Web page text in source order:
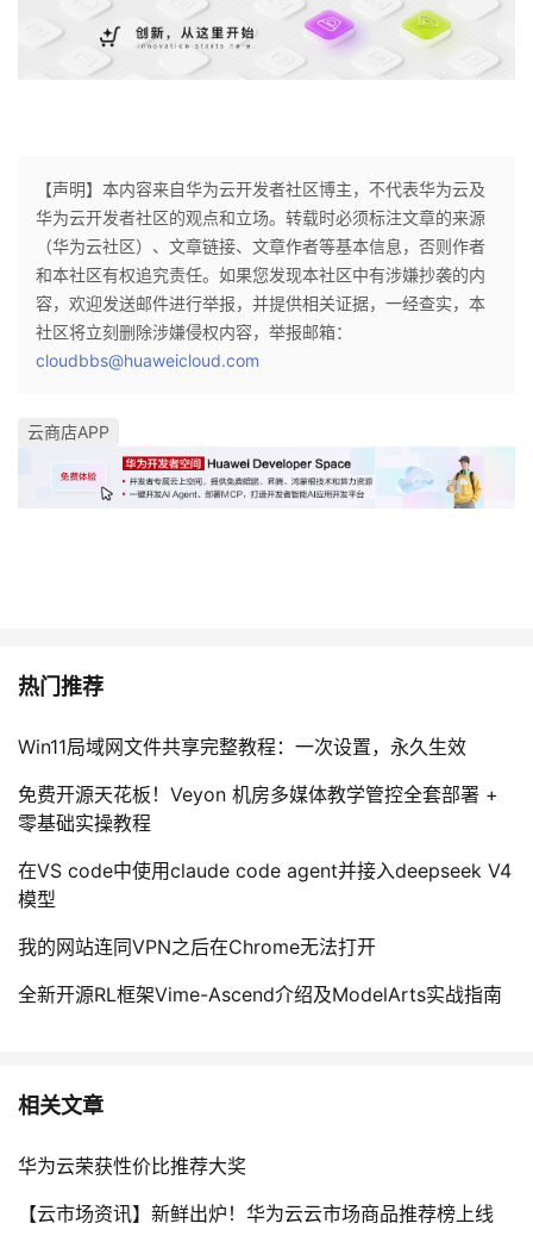
【声明】本内容来自华为云开发者社区博主，不代表华为云及
华为云开发者社区的观点和立场。转载时必须标注文章的来源
（华为云社区）、文章链接、文章作者等基本信息，否则作者
和本社区有权追究责任。如果您发现本社区中有涉嫌抄袭的内
容，欢迎发送邮件进行举报，并提供相关证据，一经查实，本
社区将立刻删除涉嫌侵权内容，举报邮箱：
cloudbbs@huaweicloud.com
云商店APP
热门推荐
Win11局域网文件共享完整教程：一次设置，永久生效
免费开源天花板！Veyon 机房多媒体教学管控全套部署 +
零基础实操教程
在VS code中使用claude code agent并接入deepseek V4
模型
我的网站连同VPN之后在Chrome无法打开
全新开源RL框架Vime-Ascend介绍及ModelArts实战指南
相关文章
华为云荣获性价比推荐大奖
【云市场资讯】新鲜出炉！华为云云市场商品推荐榜上线